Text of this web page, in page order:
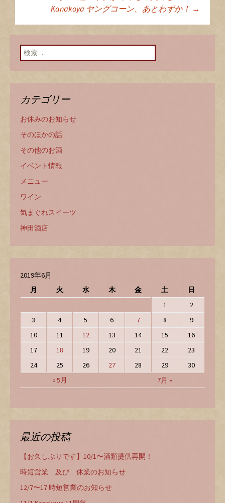
投稿ナビゲーショ
ン
Kanakoya ヤングコーン、あとわずか！ →
検索:
カテゴリー
お休みのお知らせ
そのほかの話
その他のお酒
イベント情報
メニュー
ワイン
気まぐれスイーツ
神田酒店
2019年6月
月
火 水 木 金 土 日
« 5月 7月 »
1
2
3
4 5 6 7 8
9
10
11 12 13 14 15
16
17
18 19 20 21 22
23
24
25 26 27 28 29 30
最近の投稿
【お久しぶりです】10/1〜酒類提供再開！
時短営業 及び 休業のお知らせ
12/7〜17 時短営業のお知らせ